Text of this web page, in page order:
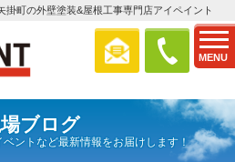
MENU
掛町の外壁塗装&屋根工事専門店アイペイント
ブログ
ントなど最新情報をお届けします！